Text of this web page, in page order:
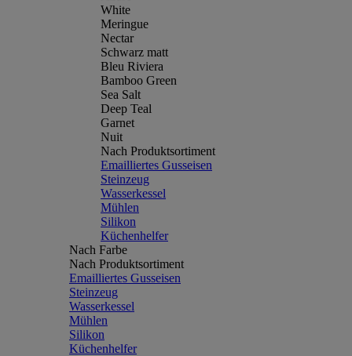
White
Meringue
Nectar
Schwarz matt
Bleu Riviera
Bamboo Green
Sea Salt
Deep Teal
Garnet
Nuit
Nach Produktsortiment
Emailliertes Gusseisen
Steinzeug
Wasserkessel
Mühlen
Silikon
Küchenhelfer
Nach Farbe
Nach Produktsortiment
Emailliertes Gusseisen
Steinzeug
Wasserkessel
Mühlen
Silikon
Küchenhelfer